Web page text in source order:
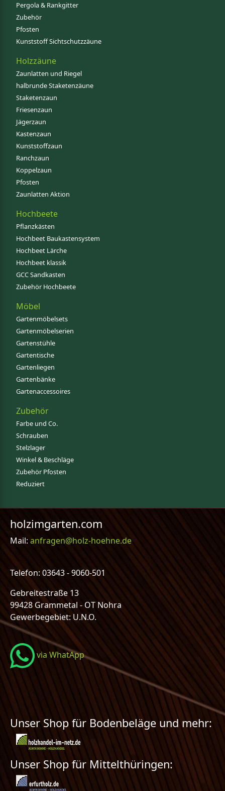
Pergola & Rankgitter
Zubehör
Pfosten
Kunststoff Sichtschutzzäune
Holzzäune
Zaunlatten und Riegel
halbrunde Staketenzäune
Staketenzaun
Friesenzaun
Jägerzaun
Kastenzaun
Kunststoffzaun
Ranchzaun
Koppelzaun
Pfosten
Zaunlatten Aktion
Hochbeete
Pflanzkästen
Hochbeet Baukastensystem
Hochbeet Lärche
Hochbeet klassik
GCC Sandkasten
Zubehör Hochbeete
Möbel
Gartenmöbelsets
Gartenmöbelserien
Gartenstühle
Gartentische
Gartenliegen
Gartenbänke
Gartenaccessoires
Zubehör
Farbe und Co.
Schrauben
Stelzlager
Winkel & Beschläge
Zubehör Pfosten
Reduziert
holzimgarten.com
Mail:anfragen@holz-hoehne.de
Telefon: 03643 - 9060-501
Gebreitestraße 13
99428 Grammetal - OT Nohra
Gewerbegebiet: U.N.O.
via WhatApp
Unser Shop für Bodenbeläge und mehr:
Unser Shop für Mittelthüringen: